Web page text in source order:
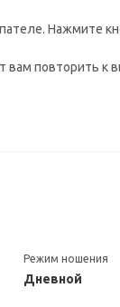
Нажмите
повторить к
Режим ношения
Дневной